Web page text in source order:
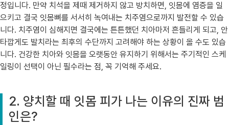
정입니다. 만약 치석을 제때 제거하지 않고 방치하면, 잇몸에 염증을 일
으키고 결국 잇몸뼈를 서서히 녹여내는 치주염으로까지 발전할 수 있습
니다. 치주염이 심해지면 결국에는 튼튼했던 치아마저 흔들리게 되고, 안
타깝게도 발치라는 최후의 수단까지 고려해야 하는 상황이 올 수도 있습
니다. 건강한 치아와 잇몸을 오랫동안 유지하기 위해서는 주기적인 스케
일링이 선택이 아닌 필수라는 점, 꼭 기억해 주세요.
2. 양치할 때 잇몸 피가 나는 이유의 진짜 범
인은?